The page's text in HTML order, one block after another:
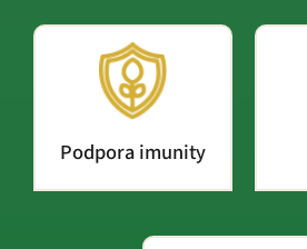
Podpora imunity